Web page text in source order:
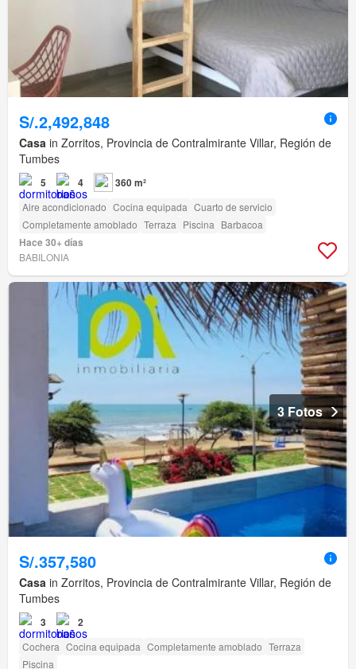
S/.2,492,848
Casa in Zorritos, Provincia de Contralmirante Villar, Región de
Tumbes
5 4 360 m²
Aire acondicionado Cocina equipada Cuarto de servicio
Completamente amoblado Terraza Piscina Barbacoa
Hace 30+ días
BABILONIA
3 Fotos
S/.357,580
Casa in Zorritos, Provincia de Contralmirante Villar, Región de
Tumbes
3 2
Cochera Cocina equipada Completamente amoblado Terraza
Piscina